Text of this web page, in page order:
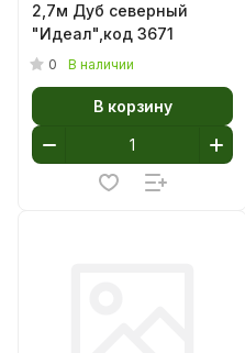
2,7м Дуб северный
"Идеал",код 3671
0 В наличии
В корзину